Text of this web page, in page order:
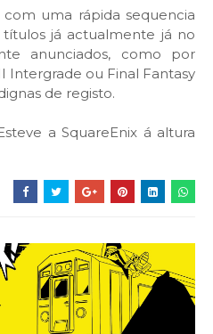
uma rápida sequencia
já actualmente já no
anunciados, como por
Intergrade ou Final Fantasy
de registo.
a SquareEnix á altura